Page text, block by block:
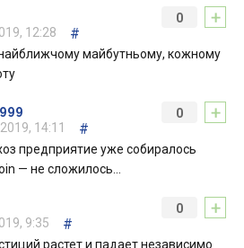
+
0
12:28
#
майбутньому, кожному
+
0
14:11
#
предприятие уже собиралось
— не сложилось…
+
0
9:35
#
растет и падает независимо